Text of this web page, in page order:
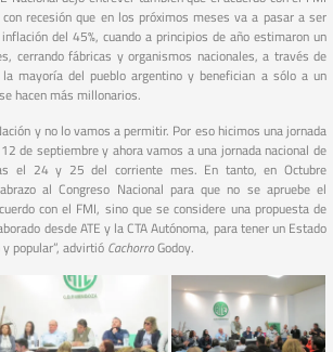
recesión que en los próximos meses va a pasar a ser
del 45%, cuando a principios de año estimaron un
cerrando fábricas y organismos nacionales, a través de
mayoría del pueblo argentino y benefician a sólo a un
hacen más millonarios.
y no lo vamos a permitir. Por eso hicimos una jornada
de septiembre y ahora vamos a una jornada nacional de
el 24 y 25 del corriente mes. En tanto, en Octubre
al Congreso Nacional para que no se apruebe el
con el FMI, sino que se considere una propuesta de
desde ATE y la CTA Autónoma, para tener un Estado
popular”, advirtió CachorroGodoy.